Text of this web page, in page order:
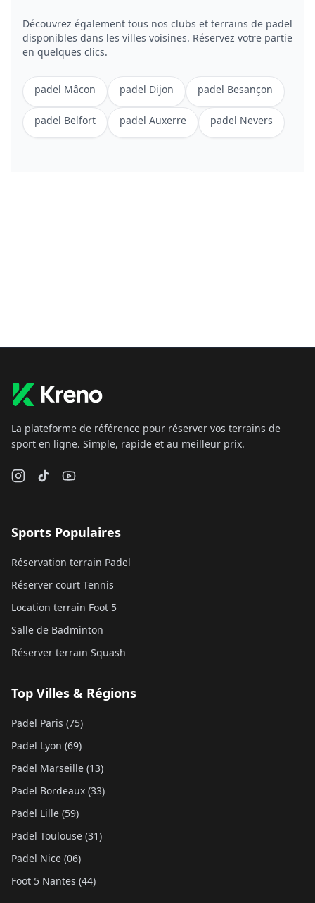
Découvrez également tous nos clubs et terrains de padel
disponibles dans les villes voisines. Réservez votre partie
en quelques clics.
padel Mâcon padel Dijon padel Besançon
padel Belfort padel Auxerre padel Nevers
La plateforme de référence pour réserver vos terrains de
sport en ligne. Simple, rapide et au meilleur prix.
Sports Populaires
Réservation terrain Padel
Réserver court Tennis
Location terrain Foot 5
Salle de Badminton
Réserver terrain Squash
Top Villes & Régions
Padel Paris (75)
Padel Lyon (69)
Padel Marseille (13)
Padel Bordeaux (33)
Padel Lille (59)
Padel Toulouse (31)
Padel Nice (06)
Foot 5 Nantes (44)